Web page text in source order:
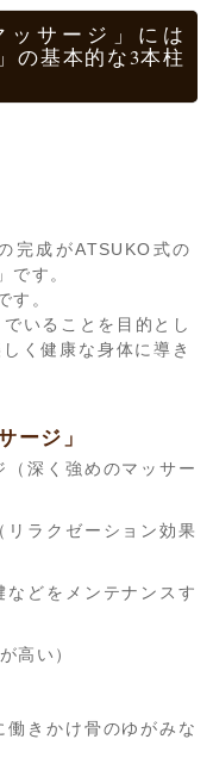
ッサージ」には
の基本的な3本柱
完成がATSUKO式の
です。
す。
いることを目的とし
く健康な身体に導き
ージ」
深く強めのマッサー
ラクゼーション効果
どをメンテナンスす
高い）
きかけ骨のゆがみな